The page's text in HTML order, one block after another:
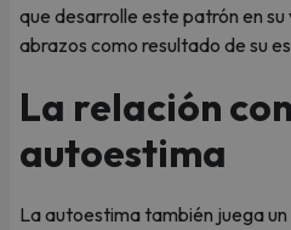
que desarrolle este patrón en
abrazos como resultado de su
La relación
autoestima
La autoestima también juega